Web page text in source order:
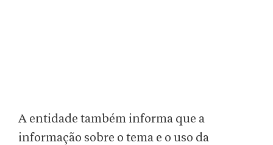
A entidade também informa que a
informação sobre o tema e o uso da